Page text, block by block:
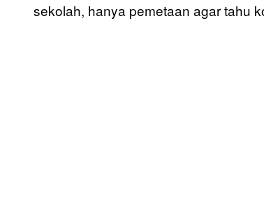
sekolah, hanya pemetaan agar tahu